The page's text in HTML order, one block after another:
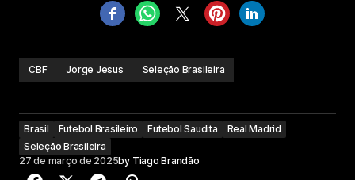
CBF Jorge Jesus Seleção Brasileira
Brasil Futebol Brasileiro Futebol Saudita
Real Madrid
Seleção Brasileira
27 de março de 2025by Tiago Brandão